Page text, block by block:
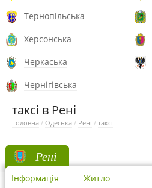
Тернопільська
Херсонська
Черкаська
Чернігівська
таксі в Рені
Головна / Одеська / Рені / таксі
Рені
Інформація Житло